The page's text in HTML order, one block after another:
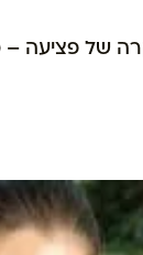
של פציעה –